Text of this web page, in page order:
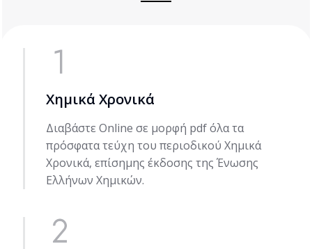
Χημικά Χρονικά
Διαβάστε Online σε μορφή pdf όλα τα
πρόσφατα τεύχη του περιοδικού Χημικά
Χρονικά, επίσημης έκδοσης της Ένωσης
Ελλήνων Χημικών.